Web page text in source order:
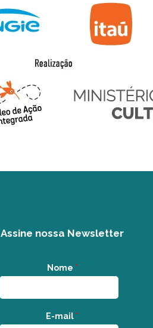
Assine nossa Newsletter
Nome *
E-mail *